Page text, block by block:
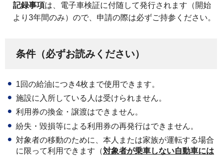
記録事項は、電子車検証に付随して発行されます（開始
より3年間のみ）ので、申請の際は必ずご持参ください。
条件（必ずお読みください）
1回の給油につき4枚まで使用できます。
施設に入所している人は受けられません。
利用券の換金・譲渡はできません。
紛失・毀損等による利用券の再発行はできません。
対象者の移動のために、本人または家族が運転する場合
に限って利用できます（対象者が乗車しない自動車には